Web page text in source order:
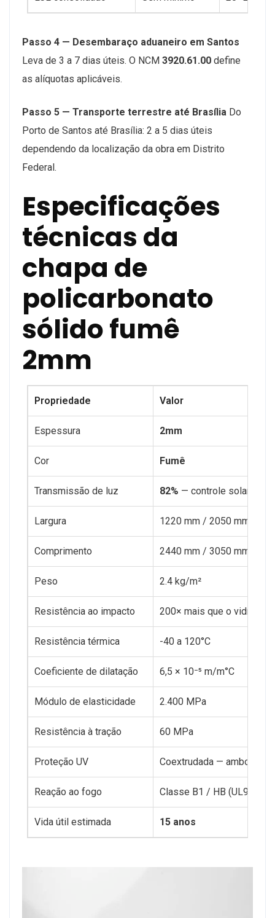
Passo 4 — Desembaraço aduaneiro em Santos
Leva de 3 a 7 dias úteis. O NCM 3920.61.00 define
as alíquotas aplicáveis.
Passo 5 — Transporte terrestre até Brasília Do
Porto de Santos até Brasília: 2 a 5 dias úteis
dependendo da localização da obra em Distrito
Federal.
Especificações
técnicas da
chapa de
policarbonato
sólido fumê
2mm
Propriedade Valor
Espessura 2mm
Cor Fumê
Transmissão de luz 82% — controle solar para
Largura 1220 mm / 2050 mm
Comprimento 2440 mm / 3050 mm
Peso 2.4 kg/m²
Resistência ao impacto 200× mais que o vidro
Resistência térmica -40 a 120°C
Coeficiente de dilatação 6,5 × 10⁻⁵ m/m°C
Módulo de elasticidade 2.400 MPa
Resistência à tração 60 MPa
Proteção UV Coextrudada — ambos os
Reação ao fogo Classe B1 / HB (UL94)
Vida útil estimada 15 anos